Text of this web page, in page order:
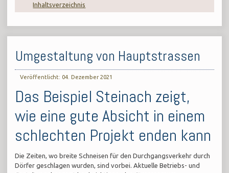
Inhaltsverzeichnis
Umgestaltung von Hauptstrassen
Veröffentlicht: 04. Dezember 2021
Das Beispiel Steinach zeigt,
wie eine gute Absicht in einem
schlechten Projekt enden kann
Die Zeiten, wo breite Schneisen für den Durchgangsverkehr durch
Dörfer geschlagen wurden, sind vorbei. Aktuelle Betriebs- und